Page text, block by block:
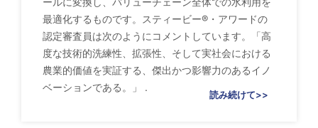
最適化するものです。スティービー®・アワードの
認定審査員は次のようにコメントしています。「高
度な技術的洗練性、拡張性、そして実社会における
農業的価値を実証する、傑出かつ影響力のあるイノ
ベーションである。」 .
読み続けて>>